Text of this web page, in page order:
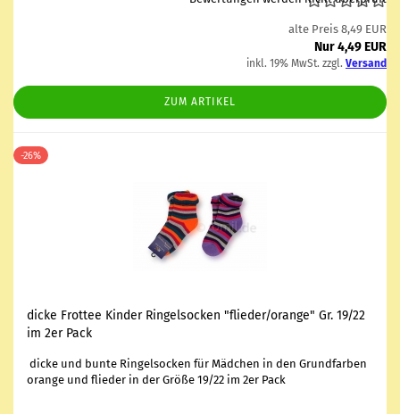
alte Preis 8,49 EUR
Nur 4,49 EUR
inkl. 19% MwSt. zzgl. Versand
ZUM ARTIKEL
-26%
dicke Frot­tee Kin­der Rin­gel­so­cken "flie­der/oran­ge" Gr. 19/22
im 2er Pack
dicke und bunte Rin­gel­so­cken für Mäd­chen in den Grund­far­ben
oran­ge und flie­der in der Größe 19/22 im 2er Pack